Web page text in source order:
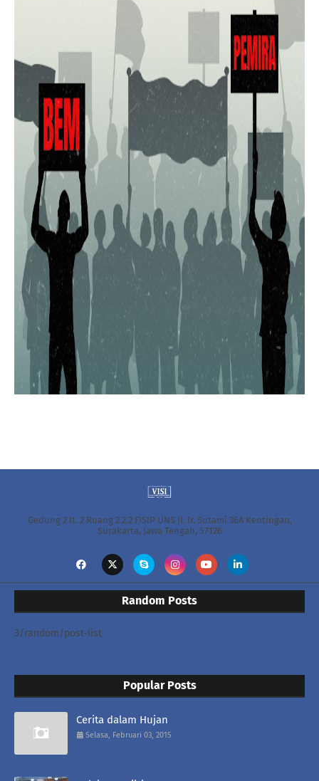
Gedung 2 lt. 2 Ruang 2.2.2 FISIP UNS Jl. Ir. Sutami 36A Kentingan,
Surakarta, Jawa Tengah, 57126
Random Posts
3/random/post-list
Popular Posts
Cerita dalam Hujan
Selasa, Februari 03, 2015